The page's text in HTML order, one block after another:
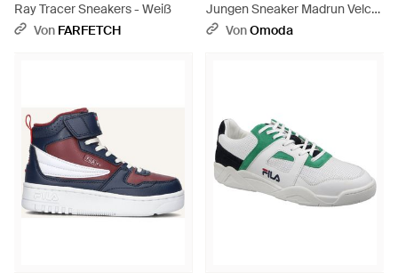
Ray Tracer Sneakers - Weiß
Von FARFETCH
Jungen Sneaker Madrun Velcro
- Schwarz
VonOmoda